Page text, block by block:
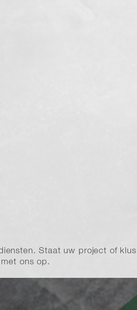
Staat uw project of
met ons op.